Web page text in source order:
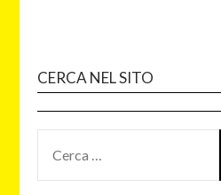
CERCA NEL SITO